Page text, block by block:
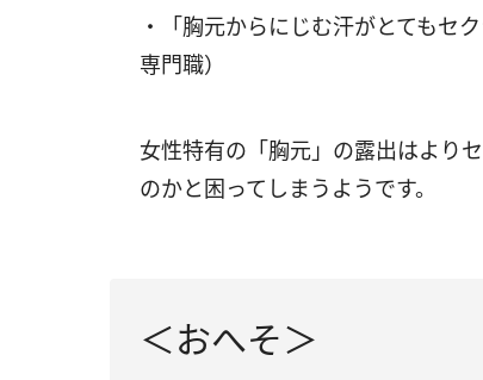
・「胸元からにじむ汗がとてもセ
専門職）
女性特有の「胸元」の露出はより
のかと困ってしまうようです。
＜おへそ＞